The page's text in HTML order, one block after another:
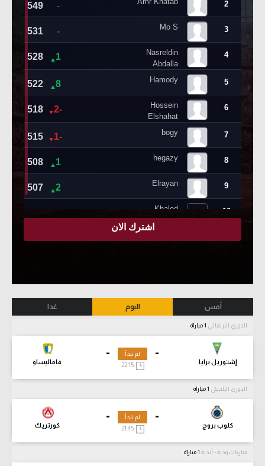
أمس اليوم غدا
الدوري البرتغالي
-
إشتوريل برايا
-
فاماليساو
لم تبدأ
22:15
الدوري البلجيكي
-
كلوب بروج
-
كورتريك
لم تبدأ
21:45
مباريات ودية - أندية